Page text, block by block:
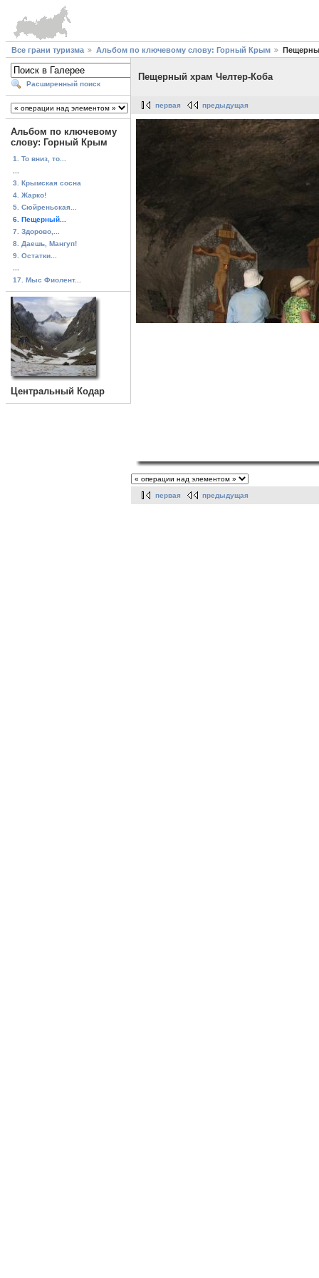
Все грани туризма Альбом по ключевому слову: Горный Крым
Расширенный поиск
Альбом по ключевому
слову: Горный Крым
1. То вниз, то...
3. Крымская сосна
4. Жарко!
5. Сюйреньская...
6. Пещерный...
7. Здорово,...
8. Даешь, Мангуп!
9. Остатки...
17. Мыс Фиолент...
Центральный Кодар
Пещерный храм Челтер-Коба
первая предыдущая
первая предыдущая